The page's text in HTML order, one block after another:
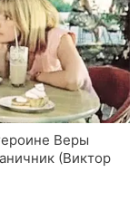
Веры
(Виктор